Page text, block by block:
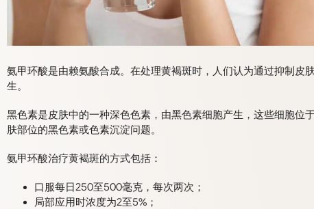
氨甲环酸是由赖氨酸合成。在处理黄褐斑时，人们认为通过抑制
生。
黑色素是皮肤中的一种深色色素，由黑色素细胞产生，这些细胞位
肤部位的黑色素或色素沉淀问题。
氨甲环酸治疗黄褐斑的方式包括：
口服每日250至500毫克，每次两次；
局部应用时浓度为2至5%；